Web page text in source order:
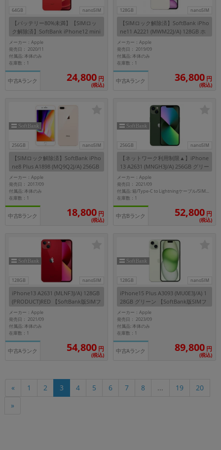
64GB nanoSIM
【バッテリー80%未満】【SIMロッ
ク解除済】SoftBank iPhone12 mini
A2398 (MGAE3J/A) 64GB (PRODUC
T)RED
メーカー：Apple
発売日： 2020/11
付属品: 本体のみ
在庫数：1
中古Aランク 24,800 円
(税込)
128GB nanoSIM
【SIMロック解除済】SoftBank iPho
ne11 A2221 (MWM22J/A) 128GB ホ
ワイト
メーカー：Apple
発売日： 2019/09
付属品: 本体のみ
在庫数：1
中古Aランク 36,800 円
(税込)
256GB nanoSIM
【SIMロック解除済】SoftBank iPho
ne8 Plus A1898 (MQ9Q2J/A) 256GB
ゴールド
メーカー：Apple
発売日： 2017/09
付属品: 本体のみ
在庫数：1
中古Bランク 18,800 円
(税込)
256GB nanoSIM
【ネットワーク利用制限▲】iPhone
13 A2631 (MNGH3J/A) 256GB グリー
ン 【SoftBank版SIMフリー】
メーカー：Apple
発売日： 2021/09
付属品: 箱/Type-C to Lightningケーブル/SIMカードツール/マニュアル
在庫数：1
中古Bランク 52,800 円
(税込)
128GB nanoSIM
iPhone13 A2631 (MLNF3J/A) 128GB
(PRODUCT)RED 【SoftBank版SIMフ
リー】
メーカー：Apple
発売日： 2021/09
付属品: 本体のみ
在庫数：1
中古Aランク 54,800 円
(税込)
128GB nanoSIM
iPhone15 Plus A3093 (MU0E3J/A) 1
28GB グリーン 【SoftBank版SIMフ
リー】
メーカー：Apple
発売日： 2023/09
付属品: 本体のみ
在庫数：1
中古Aランク 89,800 円
(税込)
« 1 2 3 4 5 6 7 8 ... 19
20
»